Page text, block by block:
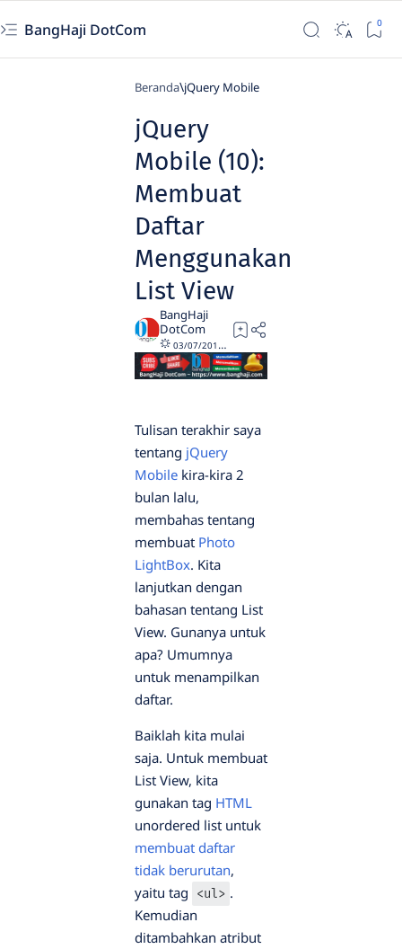
BangHaji DotCom
Beranda jQuery Mobile
jQuery
Mobile (10):
Membuat
Daftar
Menggunakan
List View
03/07/2018
Tulisan terakhir saya
tentang jQuery
Mobile kira-kira 2
bulan lalu,
membahas tentang
membuat Photo
LightBox. Kita
lanjutkan dengan
bahasan tentang List
View. Gunanya untuk
apa? Umumnya
untuk menampilkan
daftar.
Baiklah kita mulai
saja. Untuk membuat
List View, kita
gunakan tag HTML
unordered list untuk
membuat daftar
tidak berurutan,
yaitu tag
<ul> .
Kemudian
ditambahkan atribut